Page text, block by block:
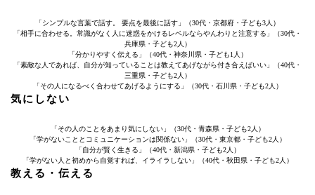
「シンプルな言葉で話す。 要点を最後に話す」（30代・京都府・子ども3人）
「相手に合わせる。常識がなく人に迷惑をかけるレベルならやんわりと注意する」（30代・
兵庫県・子ども2人）
「分かりやすく伝える」（40代・神奈川県・子ども1人）
「素敵な人であれば、自分が知っていることは教えてあげながら付き合えばいい」（40代・
三重県・子ども2人）
「その人になるべく合わせてあげるようにする」（30代・石川県・子ども2人）
気にしない
「その人のことをあまり気にしない」（30代・青森県・子ども2人）
「学がないこととコミュニケーションは関係ない」（30代・東京都・子ども2人）
「自分が賢く生きる」（40代・新潟県・子ども2人）
「学がない人と初めから自覚すれば、イライラしない」（40代・秋田県・子ども2人）
教える・伝える